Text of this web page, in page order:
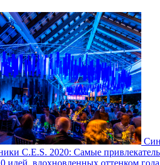
C.E.S. 2020: Самые
идей, вдохновленных оттенком года